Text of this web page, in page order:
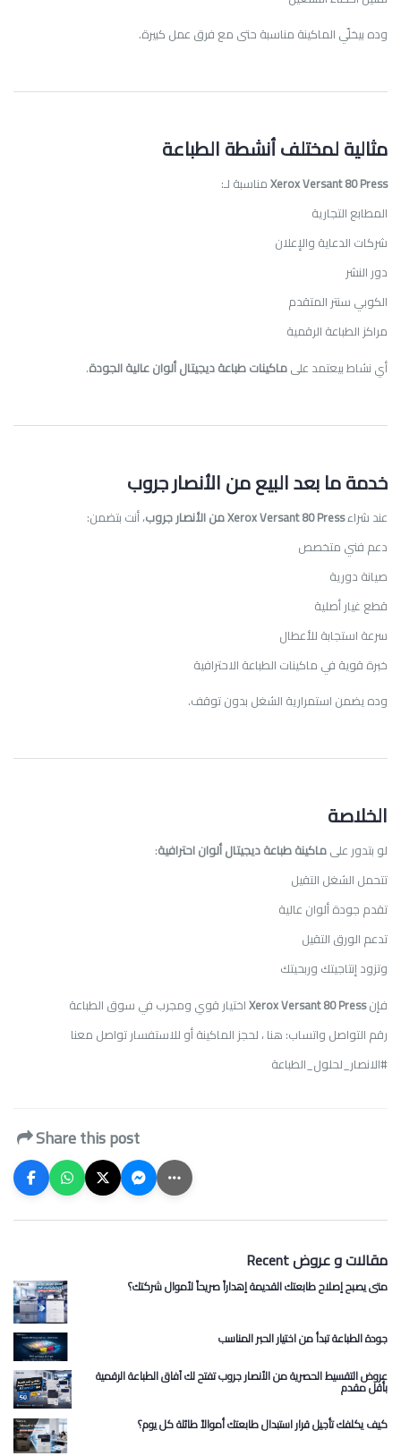
وده بيخلّي الماكينة مناسبة حتى مع فرق عمل كبيرة.
مثالية لمختلف أنشطة الطباعة
Xerox Versant 80 Pressمناسبة لـ:
المطابع التجارية
شركات الدعاية والإعلان
دور النشر
الكوبي سنتر المتقدم
مراكز الطباعة الرقمية
أي نشاط بيعتمد علىماكينات طباعة ديجيتال ألوان عالية الجودة.
خدمة ما بعد البيع من الأنصار جروب
عند شراءXerox Versant 80 Press من الأنصار جروب
، أنت بتضمن:
دعم فني متخصص
صيانة دورية
قطع غيار أصلية
سرعة استجابة للأعطال
خبرة قوية في ماكينات الطباعة الاحترافية
وده يضمن استمرارية الشغل بدون توقف.
الخلاصة
لو بتدور علىماكينة طباعة ديجيتال ألوان احترافية:
تتحمل الشغل التقيل
تقدم جودة ألوان عالية
تدعم الورق التقيل
وتزود إنتاجيتك وربحيتك
فإنXerox Versant 80 Pressاختيار قوي ومجرب في سوق الطباعة
رقم التواصل واتساب: هنا ، لحجز الماكينة أو للاستفسار تواصل معنا
#الانصار_لحلول_الطباعة
Share this post
Recent مقالات و عروض
متى يصبح إصلاح طابعتك القديمة إهداراً صريحاً لأموال شركتك؟
جودة الطباعة تبدأ من اختيار الحبر المناسب
عروض التقسيط الحصرية من الأنصار جروب تفتح لك آفاق الطباعة الرقمية
بأقل مقدم
كيف يكلفك تأجيل قرار استبدال طابعتك أموالاً طائلة كل يوم؟